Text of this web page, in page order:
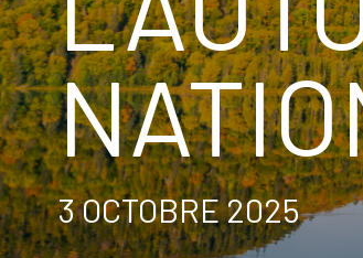
3 OCTOBRE 2025